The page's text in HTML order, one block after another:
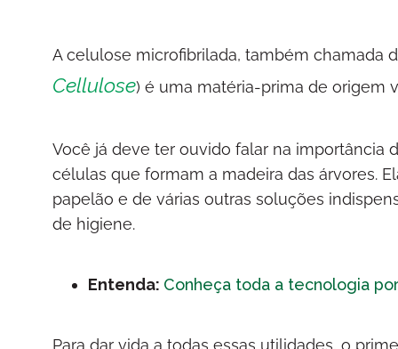
A celulose microfibrilada, também chamada
Cellulose) é uma matéria-prima de origem
Você já deve ter ouvido falar na importância
células que formam a madeira das árvores.
papelão e de várias outras soluções
de higiene.
Entenda: Conheça toda a tecnologia
Para dar vida a todas essas utilidades, o